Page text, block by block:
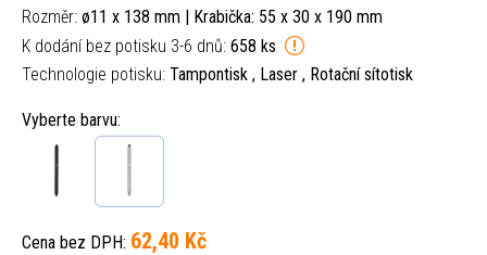
Rozměr: ø11 x 138 mm | Krabička: 55 x 30 x 190 mm
K dodání bez potisku 3-6 dnů: 658 ks
Technologie potisku: Tampontisk , Laser , Rotační sítotisk
Vyberte barvu:
Cena bez DPH: 62,40 Kč